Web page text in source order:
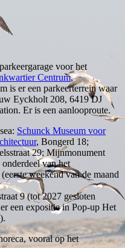
voor het
Centrum,
is er een parkeerterrein waar
Eyckholt 208, 6419 DJ
Er is een aanlooproute.
Schunck Museum voor
, Bongerd 18;
29; Mijnmonument
van het
weekend van de maand
9 (tot 2027 gesloten
een expositie in Pop-up Het
vooral op het